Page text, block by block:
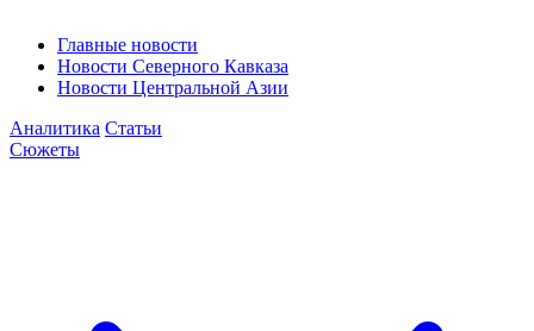
Главные новости
Новости Северного Кавказа
Новости Центральной Азии
Аналитика Статьи
Сюжеты